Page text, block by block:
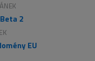
2
EU